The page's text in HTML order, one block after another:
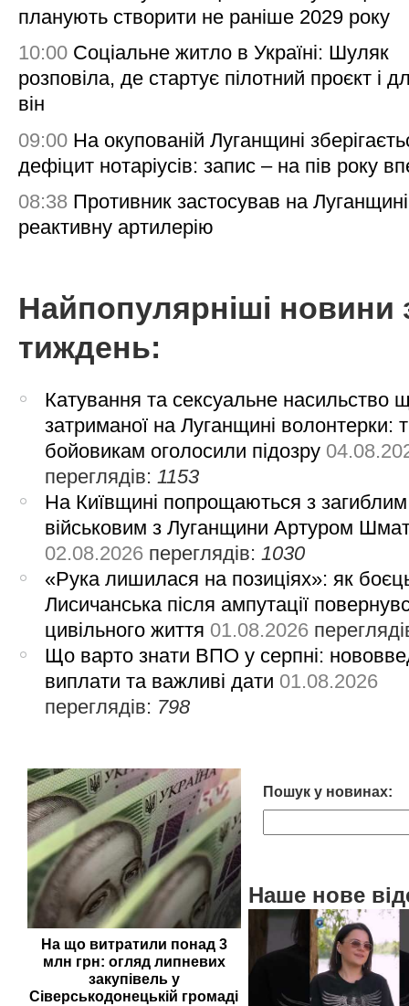
планують створити не раніше 2029 року
10:00 Соціальне житло в Україні: Шуляк
розповіла, де стартує пілотний проєкт і
він
09:00 На окупованій Луганщині
дефіцит нотаріусів: запис – на пів року
08:38 Противник застосував на Луганщині
реактивну артилерію
Найпопулярніші новини
тиждень:
Катування та сексуальне насильство
затриманої на Луганщині волонтерки:
бойовикам оголосили підозру
переглядів: 1153
На Київщині попрощаються з загиблим
військовим з Луганщини Артуром
02.08.2026 переглядів: 1030
«Рука лишилася на позиціях»: як
Лисичанська після ампутації
цивільного життя 01.08.2026
Що варто знати ВПО у серпні:
виплати та важливі дати 01.08.2026
переглядів: 798
На що витратили понад 3
млн грн: огляд липневих
закупівель у
Сіверськодонецькій громаді
Пошук у новинах:
Наше нове